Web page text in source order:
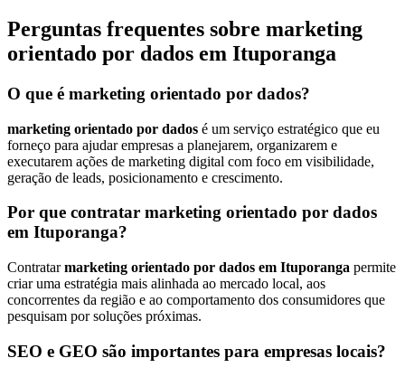
Perguntas frequentes sobre marketing
orientado por dados em Ituporanga
O que é marketing orientado por dados?
marketing orientado por dados é um serviço estratégico que eu
forneço para ajudar empresas a planejarem, organizarem e
executarem ações de marketing digital com foco em visibilidade,
geração de leads, posicionamento e crescimento.
Por que contratar marketing orientado por dados
em Ituporanga?
Contratarmarketing orientado por dados em Ituporanga permite
criar uma estratégia mais alinhada ao mercado local, aos
concorrentes da região e ao comportamento dos consumidores que
pesquisam por soluções próximas.
SEO e GEO são importantes para empresas locais?